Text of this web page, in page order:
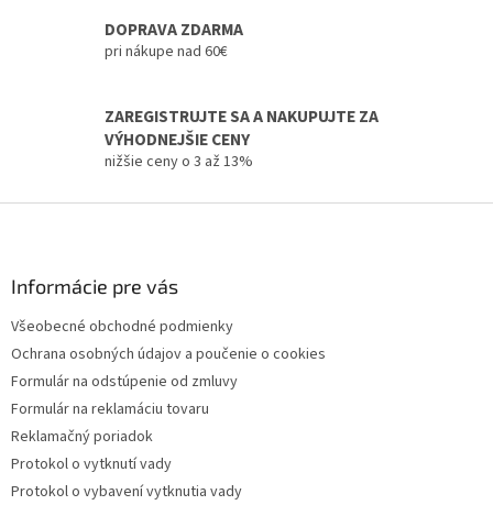
ý
p
i
u
DOPRAVA ZDARMA
pri nákupe nad 60€
ZAREGISTRUJTE SA A NAKUPUJTE ZA
VÝHODNEJŠIE CENY
nižšie ceny o 3 až 13%
Informácie pre vás
Všeobecné obchodné podmienky
Ochrana osobných údajov a poučenie o cookies
Formulár na odstúpenie od zmluvy
Formulár na reklamáciu tovaru
Reklamačný poriadok
Protokol o vytknutí vady
Protokol o vybavení vytknutia vady